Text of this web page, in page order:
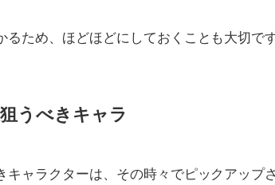
ため、ほどほどにしておくことも大切です
うべきキャラ
ャラクターは、その時々でピックアップ